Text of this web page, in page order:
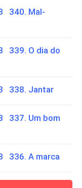
340. Mal-
339. O dia do
338. Jantar
337. Um bom
336. A marca